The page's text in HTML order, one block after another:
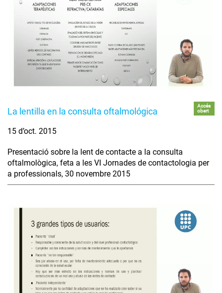
La lentilla en la consulta oftalmológica
Accés
obert
15 d’oct. 2015
Presentació sobre la lent de contacte a la consulta
oftalmològica, feta a les VI Jornades de contactologia per
a professionals, 30 novembre 2015